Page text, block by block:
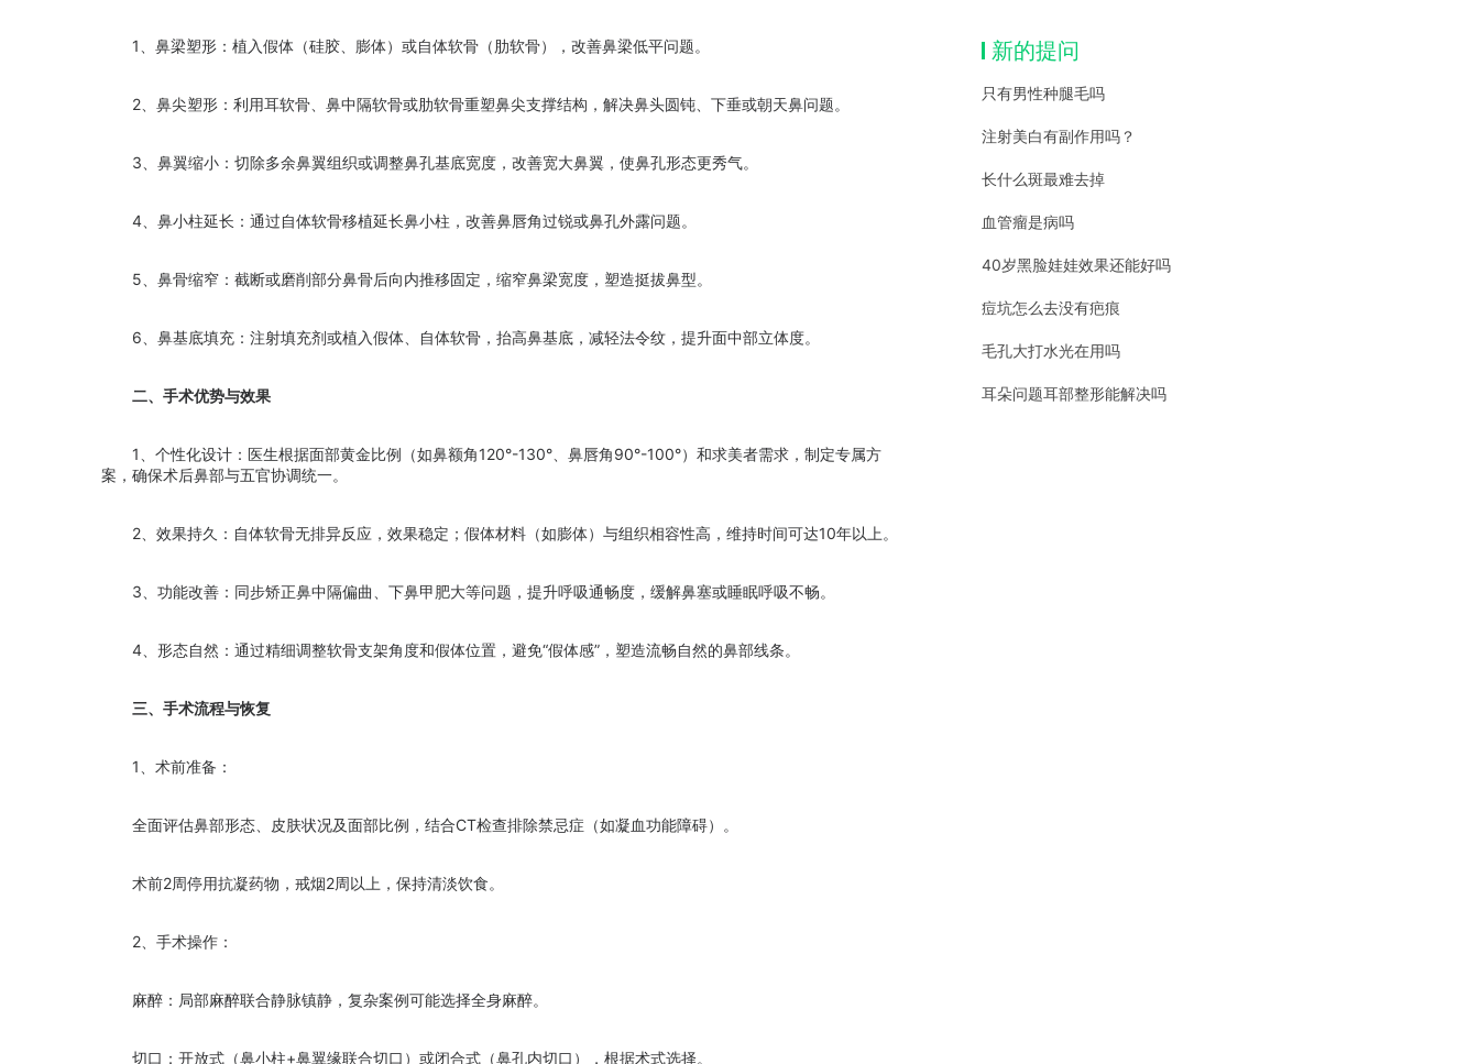
1、鼻梁塑形：植入假体（硅胶、膨体）或自体软骨（肋软骨），改善鼻梁低平问题。
2、鼻尖塑形：利用耳软骨、鼻中隔软骨或肋软骨重塑鼻尖支撑结构，解决鼻头圆钝、下垂或朝天鼻问题。
3、鼻翼缩小：切除多余鼻翼组织或调整鼻孔基底宽度，改善宽大鼻翼，使鼻孔形态更秀气。
4、鼻小柱延长：通过自体软骨移植延长鼻小柱，改善鼻唇角过锐或鼻孔外露问题。
5、鼻骨缩窄：截断或磨削部分鼻骨后向内推移固定，缩窄鼻梁宽度，塑造挺拔鼻型。
6、鼻基底填充：注射填充剂或植入假体、自体软骨，抬高鼻基底，减轻法令纹，提升面中部立体度。
二、手术优势与效果
1、个性化设计：医生根据面部黄金比例（如鼻额角120°-130°、鼻唇角90°-100°）和求美者需求，制定专属方
案，确保术后鼻部与五官协调统一。
2、效果持久：自体软骨无排异反应，效果稳定；假体材料（如膨体）与组织相容性高，维持时间可达10年以上。
3、功能改善：同步矫正鼻中隔偏曲、下鼻甲肥大等问题，提升呼吸通畅度，缓解鼻塞或睡眠呼吸不畅。
4、形态自然：通过精细调整软骨支架角度和假体位置，避免“假体感”，塑造流畅自然的鼻部线条。
三、手术流程与恢复
1、术前准备：
全面评估鼻部形态、皮肤状况及面部比例，结合CT检查排除禁忌症（如凝血功能障碍）。
术前2周停用抗凝药物，戒烟2周以上，保持清淡饮食。
2、手术操作：
麻醉：局部麻醉联合静脉镇静，复杂案例可能选择全身麻醉。
切口：开放式（鼻小柱+鼻翼缘联合切口）或闭合式（鼻孔内切口），根据术式选择。
新的提问
只有男性种腿毛吗
注射美白有副作用吗？
长什么斑最难去掉
血管瘤是病吗
40岁黑脸娃娃效果还能好吗
痘坑怎么去没有疤痕
毛孔大打水光在用吗
耳朵问题耳部整形能解决吗